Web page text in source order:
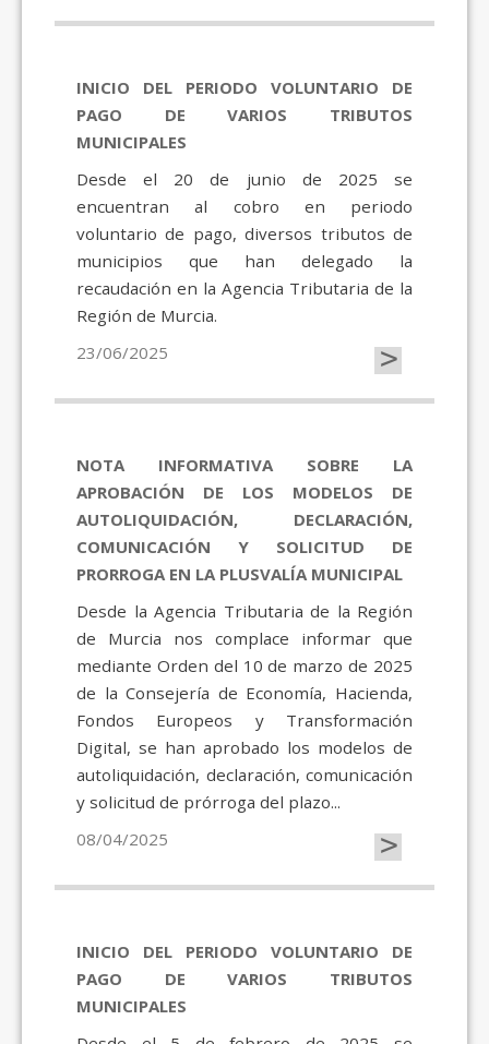
INICIO DEL PERIODO VOLUNTARIO DE
PAGO DE VARIOS TRIBUTOS
MUNICIPALES
Desde el 20 de junio de 2025 se
encuentran al cobro en periodo
voluntario de pago, diversos tributos de
municipios que han delegado la
recaudación en la Agencia Tributaria de la
Región de Murcia.
23/06/2025
>
NOTA INFORMATIVA SOBRE LA
APROBACIÓN DE LOS MODELOS DE
AUTOLIQUIDACIÓN, DECLARACIÓN,
COMUNICACIÓN Y SOLICITUD DE
PRORROGA EN LA PLUSVALÍA MUNICIPAL
Desde la Agencia Tributaria de la Región
de Murcia nos complace informar que
mediante Orden del 10 de marzo de 2025
de la Consejería de Economía, Hacienda,
Fondos Europeos y Transformación
Digital, se han aprobado los modelos de
autoliquidación, declaración, comunicación
y solicitud de prórroga del plazo...
08/04/2025
>
INICIO DEL PERIODO VOLUNTARIO DE
PAGO DE VARIOS TRIBUTOS
MUNICIPALES